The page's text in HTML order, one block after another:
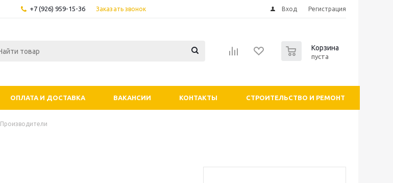
+7 (926) 959-15-36 Заказать звонок Вход Регистрация
Корзина
пуста
ОПЛАТА И ДОСТАВКА ВАКАНСИИ КОНТАКТЫ СТРОИТЕЛЬСТВО И РЕМОНТ
Производители